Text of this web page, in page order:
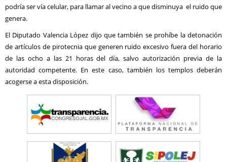
podría ser vía celular, para llamar al vecino a que disminuya el ruido que
genera.
El Diputado Valencia López dijo que también se prohíbe la detonación
de artículos de pirotecnia que generen ruido excesivo fuera del horario
de las ocho a las 21 horas del día, salvo autorización previa de la
autoridad competente. En este caso, también los templos deberán
acogerse a esta disposición.